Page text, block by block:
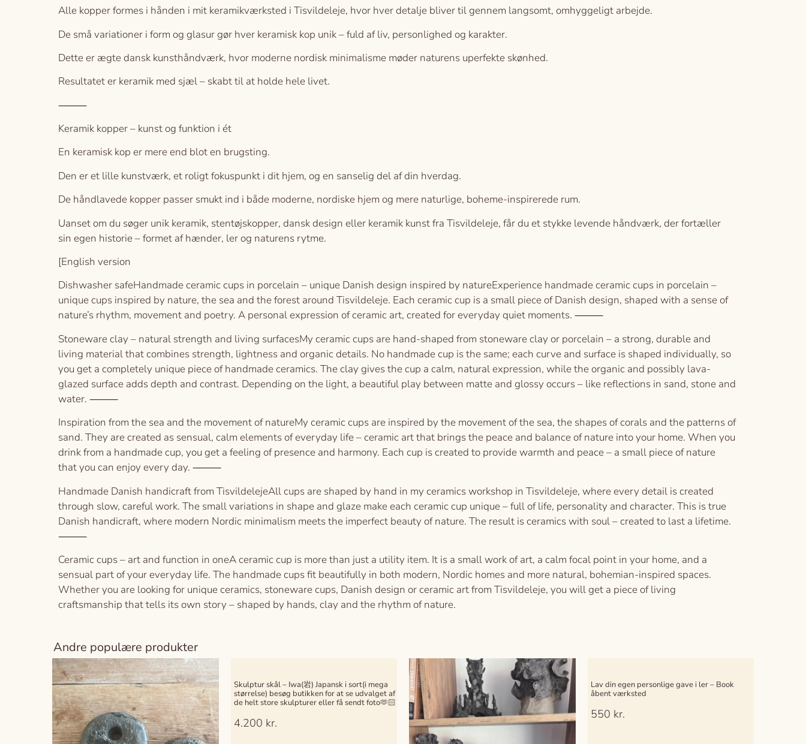
Alle kopper formes i hånden i mit keramikværksted i Tisvildeleje, hvor hver detalje bliver til gennem langsomt, omhyggeligt arbejde.
De små variationer i form og glasur gør hver keramisk kop unik – fuld af liv, personlighed og karakter.
Dette er ægte dansk kunsthåndværk, hvor moderne nordisk minimalisme møder naturens uperfekte skønhed.
Resultatet er keramik med sjæl – skabt til at holde hele livet.
⸻
Keramik kopper – kunst og funktion i ét
En keramisk kop er mere end blot en brugsting.
Den er et lille kunstværk, et roligt fokuspunkt i dit hjem, og en sanselig del af din hverdag.
De håndlavede kopper passer smukt ind i både moderne, nordiske hjem og mere naturlige, boheme-inspirerede rum.
Uanset om du søger unik keramik, stentøjskopper, dansk design eller keramik kunst fra Tisvildeleje, får du et stykke levende håndværk, der fortæller
sin egen historie – formet af hænder, ler og naturens rytme.
[English version
Dishwasher safeHandmade ceramic cups in porcelain – unique Danish design inspired by natureExperience handmade ceramic cups in porcelain –
unique cups inspired by nature, the sea and the forest around Tisvildeleje. Each ceramic cup is a small piece of Danish design, shaped with a sense of
nature’s rhythm, movement and poetry. A personal expression of ceramic art, created for everyday quiet moments. ⸻
Stoneware clay – natural strength and living surfacesMy ceramic cups are hand-shaped from stoneware clay or porcelain – a strong, durable and
living material that combines strength, lightness and organic details. No handmade cup is the same; each curve and surface is shaped individually, so
you get a completely unique piece of handmade ceramics. The clay gives the cup a calm, natural expression, while the organic and possibly lava-
glazed surface adds depth and contrast. Depending on the light, a beautiful play between matte and glossy occurs – like reflections in sand, stone and
water. ⸻
Inspiration from the sea and the movement of natureMy ceramic cups are inspired by the movement of the sea, the shapes of corals and the patterns of
sand. They are created as sensual, calm elements of everyday life – ceramic art that brings the peace and balance of nature into your home. When you
drink from a handmade cup, you get a feeling of presence and harmony. Each cup is created to provide warmth and peace – a small piece of nature
that you can enjoy every day. ⸻
Handmade Danish handicraft from TisvildelejeAll cups are shaped by hand in my ceramics workshop in Tisvildeleje, where every detail is created
through slow, careful work. The small variations in shape and glaze make each ceramic cup unique – full of life, personality and character. This is true
Danish handicraft, where modern Nordic minimalism meets the imperfect beauty of nature. The result is ceramics with soul – created to last a lifetime.
⸻
Ceramic cups – art and function in oneA ceramic cup is more than just a utility item. It is a small work of art, a calm focal point in your home, and a
sensual part of your everyday life. The handmade cups fit beautifully in both modern, Nordic homes and more natural, bohemian-inspired spaces.
Whether you are looking for unique ceramics, stoneware cups, Danish design or ceramic art from Tisvildeleje, you will get a piece of living
craftsmanship that tells its own story – shaped by hands, clay and the rhythm of nature.
Andre populære produkter
Skulptur skål – Iwa(岩) Japansk i sort(i mega
størrelse) besøg butikken for at se udvalget af
de helt store skulpturer eller få sendt foto🫶🏻
4.200 kr.
Lav din egen personlige gave i ler – Book
åbent værksted
550 kr.